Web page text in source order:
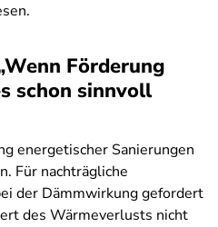
Förderung
schon sinnvoll
energetischer Sanierungen
Für nachträgliche
der Dämmwirkung gefordert
des Wärmeverlusts nicht